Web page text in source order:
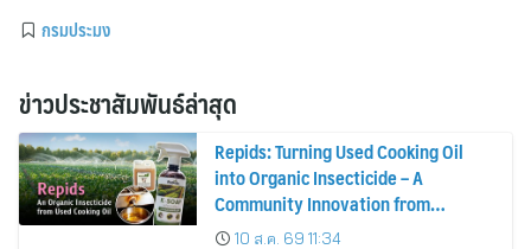
กรมประมง
ข่าวประชาสัมพันธ์ล่าสุด
Repids: Turning Used Cooking Oil
into Organic Insecticide – A
Community Innovation from
Chulalongkorn University
10 ส.ค. 69 11:34